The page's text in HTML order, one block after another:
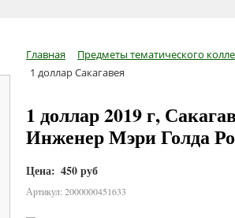
Главная Предметы тематического
1 доллар Сакагавея
1 доллар 2019 г,
Инженер Мэри Голда
Цена: 450 руб
Артикул: 2000000451633